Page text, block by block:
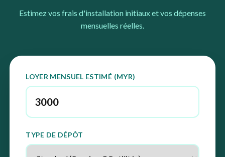
Estimez vos frais d'installation initiaux et vos dépenses
mensuelles réelles.
LOYER MENSUEL ESTIMÉ (MYR)
TYPE DE DÉPÔT